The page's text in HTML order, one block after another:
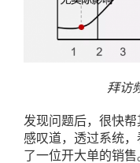
拜访
发现问题后，很快
感叹道，透过系统
了一位开大单的销售